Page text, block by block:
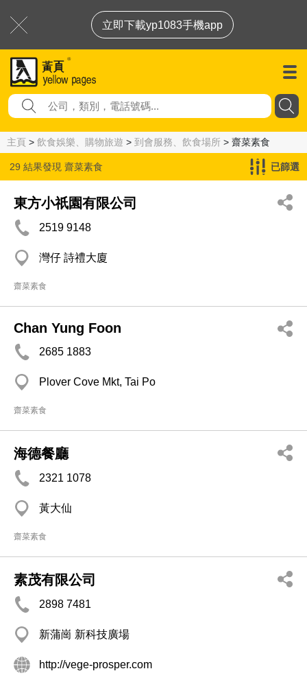
立即下載yp1083手機app
主頁 > 飲食娛樂、購物旅遊 > 到會服務、飲食場所 > 齋菜素食
29 結果發現 齋菜素食 已篩選
東方小祇園有限公司
2519 9148
灣仔 詩禮大廈
齋菜素食
Chan Yung Foon
2685 1883
Plover Cove Mkt, Tai Po
齋菜素食
海德餐廳
2321 1078
黃大仙
齋菜素食
素茂有限公司
2898 7481
新蒲崗 新科技廣場
http://vege-prosper.com